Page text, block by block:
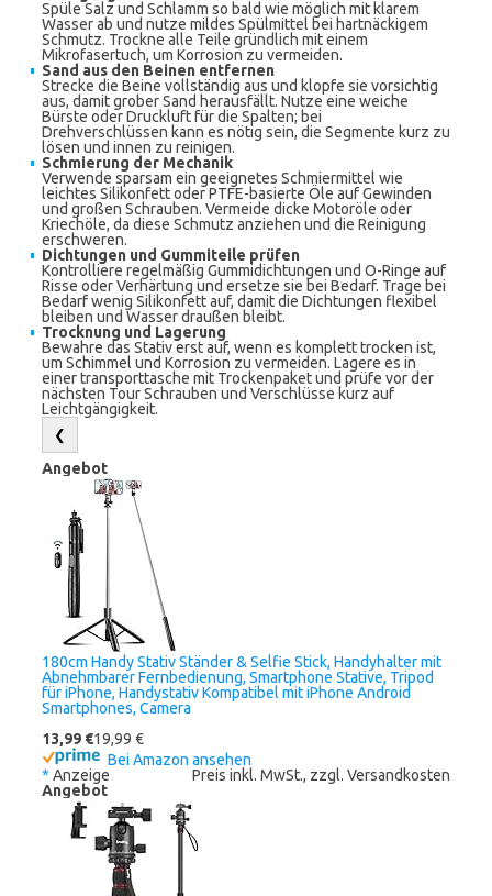
Spüle Salz und Schlamm so bald wie möglich mit klarem
Wasser ab und nutze mildes Spülmittel bei hartnäckigem
Schmutz. Trockne alle Teile gründlich mit einem
Mikrofasertuch, um Korrosion zu vermeiden.
Sand aus den Beinen entfernen
Strecke die Beine vollständig aus und klopfe sie vorsichtig
aus, damit grober Sand herausfällt. Nutze eine weiche
Bürste oder Druckluft für die Spalten; bei
Drehverschlüssen kann es nötig sein, die Segmente kurz zu
lösen und innen zu reinigen.
Schmierung der Mechanik
Verwende sparsam ein geeignetes Schmiermittel wie
leichtes Silikonfett oder PTFE-basierte Öle auf Gewinden
und großen Schrauben. Vermeide dicke Motoröle oder
Kriechöle, da diese Schmutz anziehen und die Reinigung
erschweren.
Dichtungen und Gummiteile prüfen
Kontrolliere regelmäßig Gummidichtungen und O-Ringe auf
Risse oder Verhärtung und ersetze sie bei Bedarf. Trage bei
Bedarf wenig Silikonfett auf, damit die Dichtungen flexibel
bleiben und Wasser draußen bleibt.
Trocknung und Lagerung
Bewahre das Stativ erst auf, wenn es komplett trocken ist,
um Schimmel und Korrosion zu vermeiden. Lagere es in
einer transporttasche mit Trockenpaket und prüfe vor der
nächsten Tour Schrauben und Verschlüsse kurz auf
Leichtgängigkeit.
❮
Angebot
180cm Handy Stativ Ständer & Selfie Stick, Handyhalter mit
Abnehmbarer Fernbedienung, Smartphone Stative, Tripod
für iPhone, Handystativ Kompatibel mit iPhone Android
Smartphones, Camera
13,99 €19,99 €
Bei Amazon ansehen
* Anzeige
Preis inkl. MwSt., zzgl. Versandkosten
Angebot